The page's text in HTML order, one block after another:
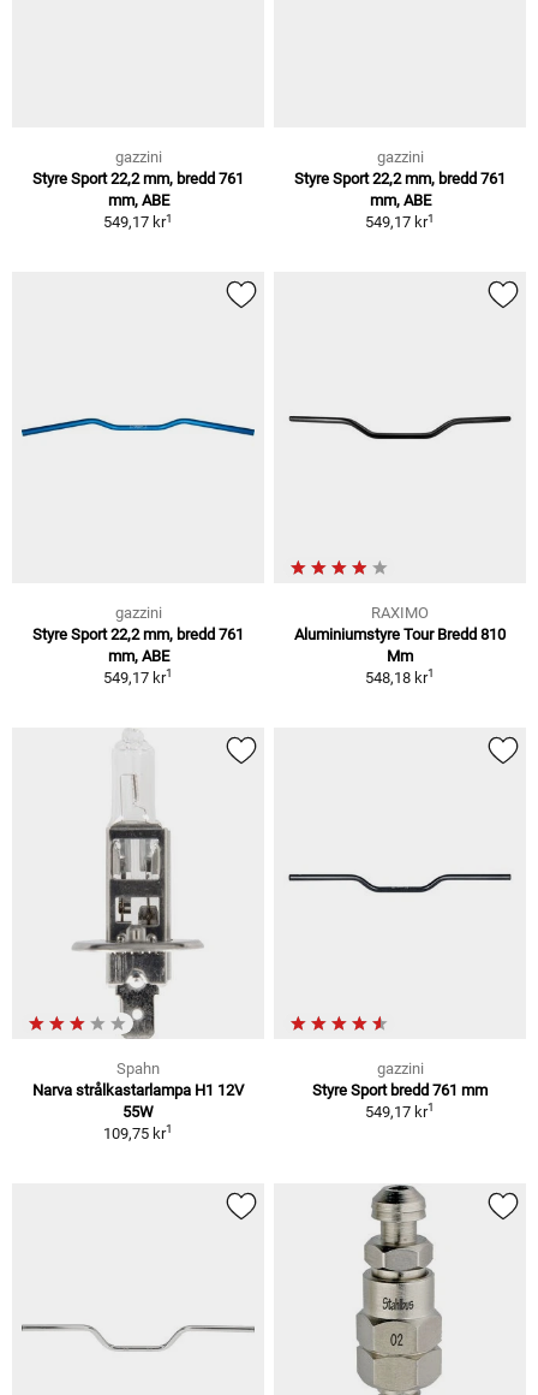
gazzini
Styre Sport 22,2 mm, bredd 761
mm, ABE
549,17 kr1
gazzini
Styre Sport 22,2 mm, bredd 761
mm, ABE
549,17 kr1
gazzini
Styre Sport 22,2 mm, bredd 761
mm, ABE
549,17 kr1
RAXIMO
Aluminiumstyre Tour Bredd 810
Mm
548,18 kr1
Spahn
Narva strålkastarlampa H1 12V
55W
109,75 kr1
gazzini
Styre Sport bredd 761 mm
549,17 kr1